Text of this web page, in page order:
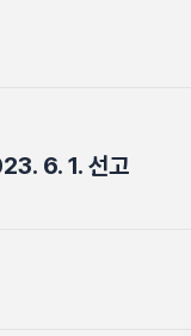
6. 1. 선고